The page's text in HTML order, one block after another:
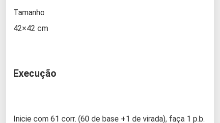
Tamanho
42×42 cm
Execução
Inicie com 61 corr. (60 de base +1 de virada), faça 1 p.b.